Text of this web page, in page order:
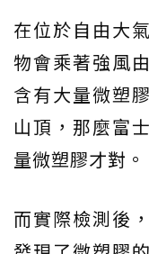
在位於自由大
物會乘著強風
含有大量微塑
山頂，那麼富
量微塑膠才對。
而實際檢測後